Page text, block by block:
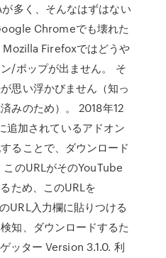
多く、そんなはずはない
Chromeでも壊れた
Firefoxではどうや
/ポップが出ません。 そ
思い浮かびません（知っ
みのため）。 2018年12
加されているアドオン
ることで、ダウンロード
のURLがそのYouTube
ため、このURLを
入力欄に貼りつける
知、ダウンロードするた
ッター Version 3.1.0. 利